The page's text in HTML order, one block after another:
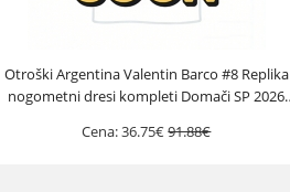
Otroški Argentina Valentin Barco #8 Replika
nogometni dresi kompleti Domači SP 2026
Cena:36.75€91.88€